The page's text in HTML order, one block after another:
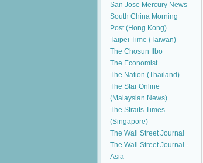
San Jose Mercury News
South China Morning
Post (Hong Kong)
Taipei Time (Taiwan)
The Chosun Ilbo
The Economist
The Nation (Thailand)
The Star Online
(Malaysian News)
The Straits Times
(Singapore)
The Wall Street Journal
The Wall Street Journal -
Asia